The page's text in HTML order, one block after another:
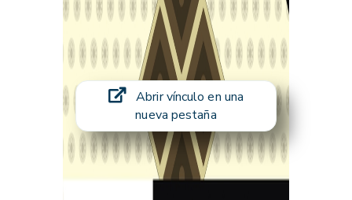
Abrir vínculo en una
nueva pestaña